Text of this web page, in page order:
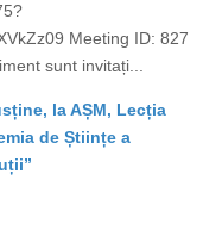
Meeting ID: 827
sunt invitați...
la AȘM, Lecția
de Științe a